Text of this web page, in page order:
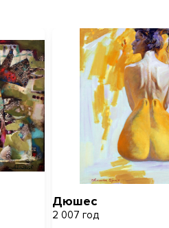
Дюшес
2 007 год